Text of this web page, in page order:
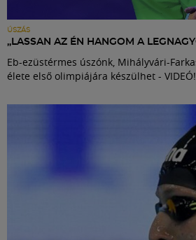
ÚSZÁS
„LASSAN AZ ÉN HANGOM A
Eb-ezüstérmes úszónk, Mihályvári-
élete első olimpiájára készülhet - VIDEÓ!